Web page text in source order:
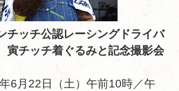
チッチ公認レーシングドライバ
寅チッチ着ぐるみと記念撮影会
6月22日（土）午前10時／午